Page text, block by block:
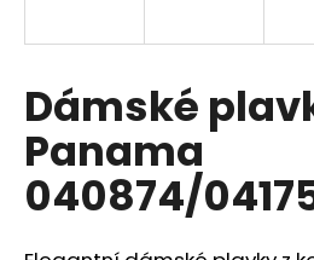
Dámské
Panama
040874/
í
t
?